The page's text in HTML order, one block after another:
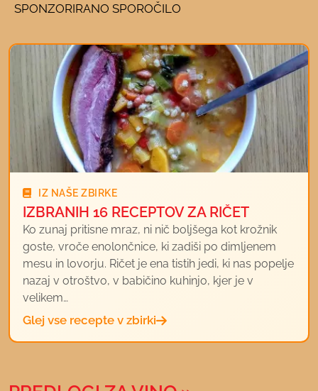
SPONZORIRANO SPOROČILO
IZ NAŠE ZBIRKE
IZBRANIH 16 RECEPTOV ZA RIČET
Ko zunaj pritisne mraz, ni nič boljšega kot krožnik
goste, vroče enolončnice, ki zadiši po dimljenem
mesu in lovorju. Ričet je ena tistih jedi, ki nas popelje
nazaj v otroštvo, v babičino kuhinjo, kjer je v
velikem…
Glej vse recepte v zbirki